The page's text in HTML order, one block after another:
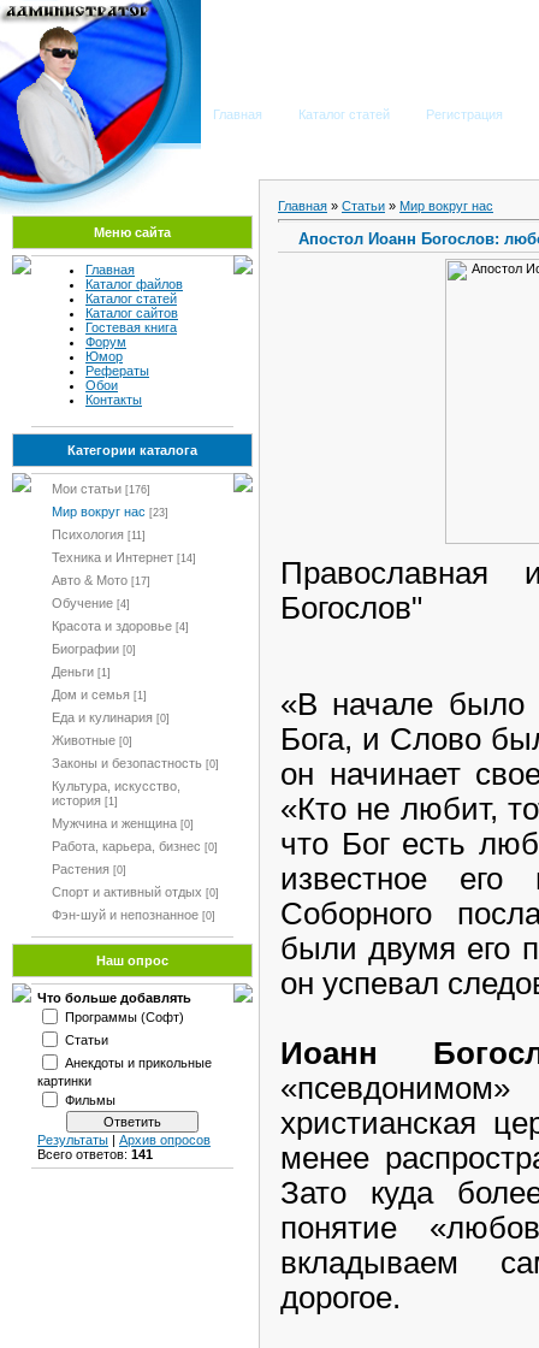
Главная Каталог статей Регистрация
Меню сайта
Главная
Каталог файлов
Каталог статей
Каталог сайтов
Гостевая книга
Форум
Юмор
Рефераты
Обои
Контакты
Категории каталога
Мои статьи [176]
Мир вокруг нас [23]
Психология [11]
Техника и Интернет [14]
Авто & Мото [17]
Обучение [4]
Красота и здоровье [4]
Биографии [0]
Деньги [1]
Дом и семья [1]
Еда и кулинария [0]
Животные [0]
Законы и безопастность [0]
Культура, искусство,
история [1]
Мужчина и женщина [0]
Работа, карьера, бизнес [0]
Растения [0]
Спорт и активный отдых [0]
Фэн-шуй и непознанное [0]
Наш опрос
Что больше добавлять
Программы (Софт)
Статьи
Анекдоты и прикольные
картинки
Фильмы
Результаты | Архив опросов
Всего ответов: 141
Главная » Статьи » Мир вокруг нас
Апостол Иоанн Богослов:
Православная
Богослов"
«В начале
Бога, и Слово
он начинает
«Кто не любит,
что Бог есть
известное его
Соборного
были двумя его
он успевал
Иоанн
христианская
менее
Зато куда
понятие
вкладываем
дорогое.